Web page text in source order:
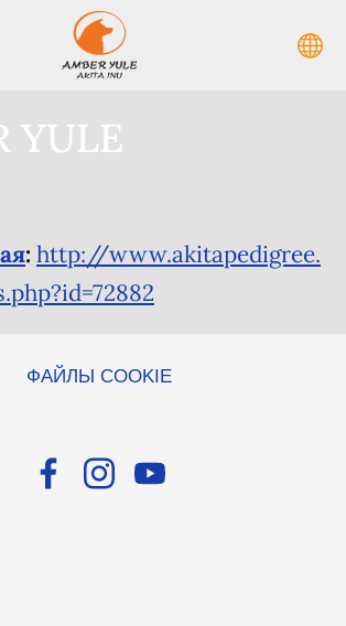
YULE
: http://www.akitapedigree.
ФАЙЛЫ COOKIE